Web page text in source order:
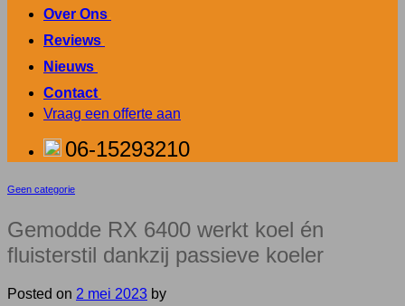
Over Ons
Reviews
Nieuws
Contact
Vraag een offerte aan
06-15293210
Geen categorie
Gemodde RX 6400 werkt koel én
fluisterstil dankzij passieve koeler
Posted on 2 mei 2023 by